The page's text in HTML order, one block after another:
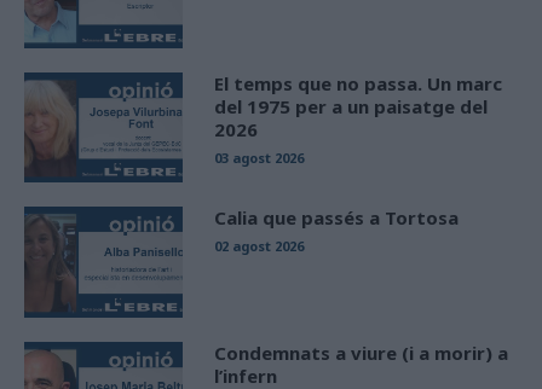
El temps que no passa. Un marc
del 1975 per a un paisatge del
2026
03 agost 2026
Calia que passés a Tortosa
02 agost 2026
Condemnats a viure (i a morir) a
l’infern